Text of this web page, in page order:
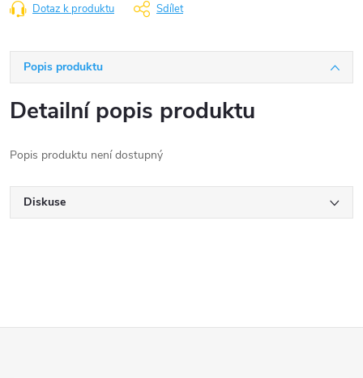
Dotaz k produktu Sdílet
Popis produktu
Detailní popis produktu
Popis produktu není dostupný
Diskuse